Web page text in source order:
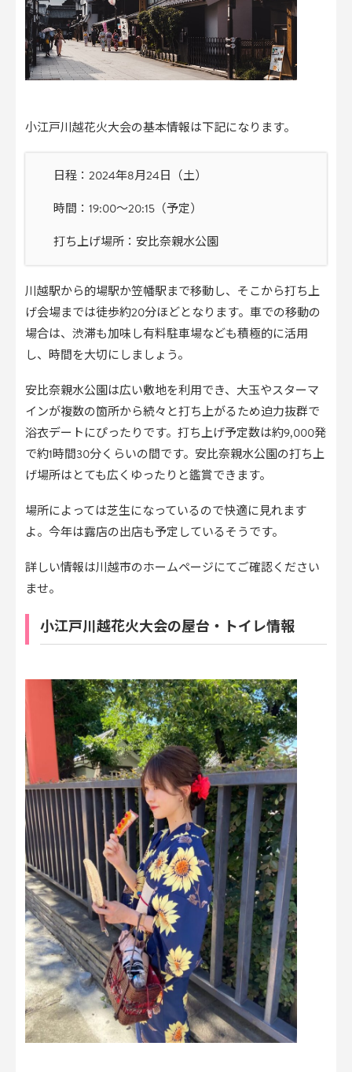
小江戸川越花火大会の基本情報は下記になります。
日程：2024年8月24日（土）
時間：19:00～20:15（予定）
打ち上げ場所：安比奈親水公園
川越駅から的場駅か笠幡駅まで移動し、そこから打ち上
げ会場までは徒歩約20分ほどとなります。車での移動の
場合は、渋滞も加味し有料駐車場なども積極的に活用
し、時間を大切にしましょう。
安比奈親水公園は広い敷地を利用でき、大玉やスターマ
インが複数の箇所から続々と打ち上がるため迫力抜群で
浴衣デートにぴったりです。打ち上げ予定数は約9,000発
で約1時間30分くらいの間です。安比奈親水公園の打ち上
げ場所はとても広くゆったりと鑑賞できます。
場所によっては芝生になっているので快適に見れます
よ。今年は露店の出店も予定しているそうです。
詳しい情報は川越市のホームページにてご確認ください
ませ。
小江戸川越花火大会の屋台・トイレ情報